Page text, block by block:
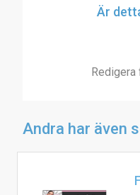
Är
Andra har även